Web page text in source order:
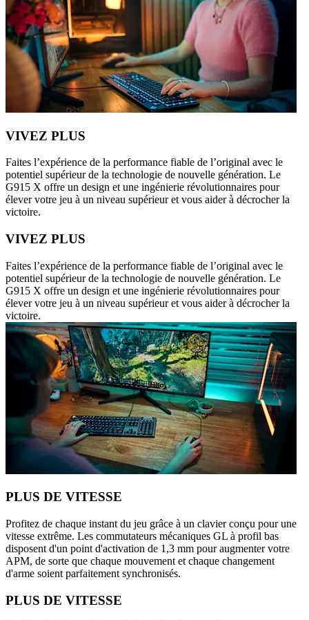
VIVEZ PLUS
Faites l’expérience de la performance fiable de l’original avec le
potentiel supérieur de la technologie de nouvelle génération. Le
G915 X offre un design et une ingénierie révolutionnaires pour
élever votre jeu à un niveau supérieur et vous aider à décrocher la
victoire.
VIVEZ PLUS
Faites l’expérience de la performance fiable de l’original avec le
potentiel supérieur de la technologie de nouvelle génération. Le
G915 X offre un design et une ingénierie révolutionnaires pour
élever votre jeu à un niveau supérieur et vous aider à décrocher la
victoire.
PLUS DE VITESSE
Profitez de chaque instant du jeu grâce à un clavier conçu pour une
vitesse extrême. Les commutateurs mécaniques GL à profil bas
disposent d'un point d'activation de 1,3 mm pour augmenter votre
APM, de sorte que chaque mouvement et chaque changement
d'arme soient parfaitement synchronisés.
PLUS DE VITESSE